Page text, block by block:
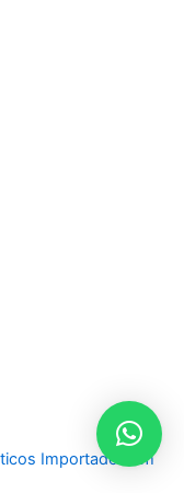
Importados em